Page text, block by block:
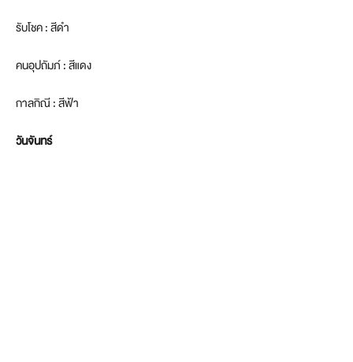
รับโชค : สีดำ
คนอุปถัมภ์ : สีแดง
กาลกิณี : สีฟ้า
วันจันทร์